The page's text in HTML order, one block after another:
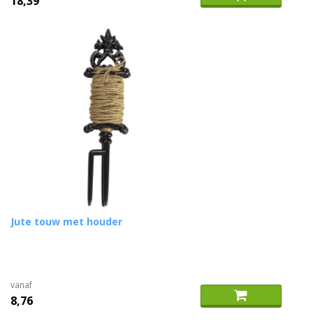
Jute touw met houder
vanaf
8,76